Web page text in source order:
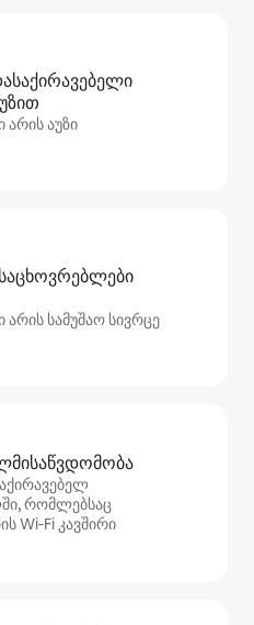
არის აუზი
სამუშაო სივრცე
რომლებსაც
Wi‑Fi კავშირი